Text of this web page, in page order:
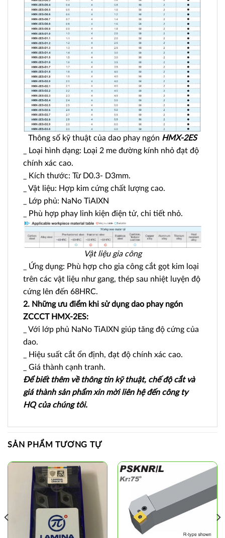
Thông số kỹ thuật của dao phay ngón HMX-2ES
_ Loại hình dạng: Loại 2 me đường kính nhỏ đạt độ
chính xác cao.
_ Kích thước: Từ D0.3- D3mm.
_ Vật liệu: Hợp kim cứng chất lượng cao.
_ Lớp phủ: NaNo TiAIXN
_ Phù hợp phay linh kiện điện tử, chi tiết nhỏ.
Vật liệu gia công
_ Ứng dụng: Phù hợp cho gia công cắt gọt kim loại
trên các vật liệu như gang, thép sau nhiệt luyện độ
cứng lên đến 68HRC.
2. Những ưu điểm khi sử dụng dao phay ngón
ZCCCT HMX-2ES:
_ Với lớp phủ NaNo TiAIXN giúp tăng độ cứng của
dao.
_ Hiệu suất cắt ổn định, đạt độ chính xác cao.
_ Giá thành cạnh tranh.
Để biết thêm về thông tin kỹ thuật, chế độ cắt và
giá thành sản phẩm xin mời liên hệ đến công ty
HQ của chúng tôi.
SẢN PHẨM TƯƠNG TỰ